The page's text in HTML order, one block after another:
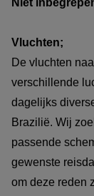
Niet
Vluchten;
De vluchten
verschillende
dagelijks
Brazilië. Wij
passende
gewenste
om deze reden